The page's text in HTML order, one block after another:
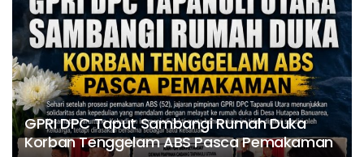
GPRI DPC Taput Sambangi Rumah Duka
Korban Tenggelam ABS Pasca Pemakaman